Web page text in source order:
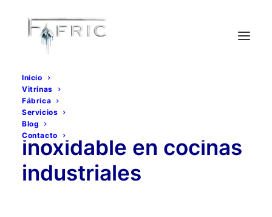
Inicio
Vitrinas
Fábrica
Servicios
Blog
Contacto
Ventajas del acero
inoxidable en cocinas
industriales